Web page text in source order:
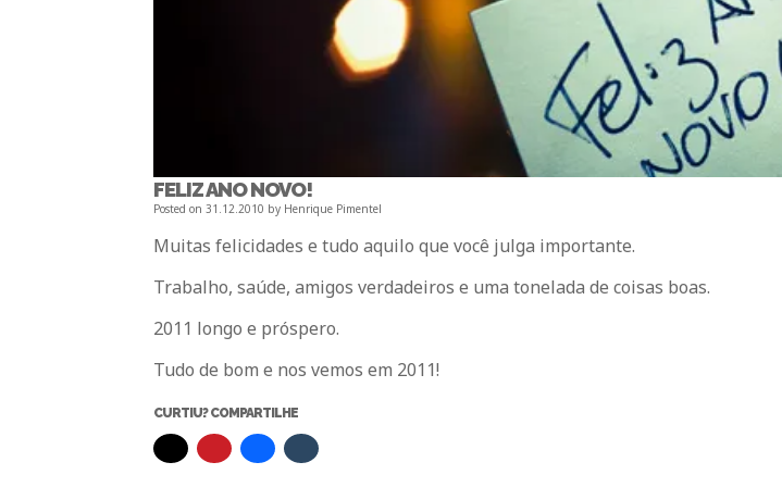
FELIZ ANO NOVO!
Posted on 31.12.2010 by Henrique Pimentel
Muitas felicidades e tudo aquilo que você julga importante.
Trabalho, saúde, amigos verdadeiros e uma tonelada de coisas boas.
2011 longo e próspero.
Tudo de bom e nos vemos em 2011!
CURTIU? COMPARTILHE